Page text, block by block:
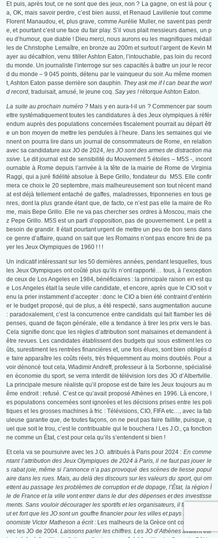
Et puis, après tout, ce ne sont que des jeux, non ? La gagne, on est là pour ç
a, OK, mais savoir perdre, c’est bien aussi, et Renaud Lavillenie tout comme
Florent Manaudou, et, plus grave, comme Aurélie Muller, ne savent pas perdr
e, et pourtant c’est une face du fair play. S’il vous plait messieurs dames, un p
eu d’humour, que diable ! Dieu merci, nous aurons eu les magnifiques médail
les de Christophe Lemaître, en bronze au 200m et surtout l’argent de Kevin M
ayer au décathlon, venu titiller Ashton Eaton, l’intouchable, pas loin du record
du monde. Un journaliste l’interroge sur ses capacités à battre un jour le recor
d du monde – 9 045 points, détenu par le vainqueur du soir. Au même momen
t, Ashton Eaton passe derrière son dauphin. They ask me if I can beat the worl
d record,traduisait, amusé, le jeune coq.Say yes !rétorque Ashton Eaton.
La suite au prochain numéro ? Mais y en aura-t-il un ? Commencer par soum
ettre systématiquement toutes les candidatures à des Jeux olympiques à référ
endum auprès des populations concernées fiscalement pourrait au départ êtr
e un bon moyen de mettre les pendules à l’heure. Dans les semaines qui vie
nnent on pourra lire dans un journal de consommateurs de Rome, en relation
avec sa candidature aux JO de 2024, les JO sont des armes de distraction ma
ssive. Le dit journal est de sensibilité du Mouvement 5 étoiles – M5S -, incont
ournable à Rome depuis l’arrivée à la tête de la mairie de Rome de Virginia
Raggi, qui a juré fidélité absolue à Bepe Grillo, fondateur du M5S. Elle confir
mera ce choix le 20 septembre, mais malheureusement son tout récent mand
at est déjà tellement entaché de gaffes, maladresses, friponneries en tous ge
nres, dont la plus grande étant que, de facto, ce n’est pas elle la maire de Ro
me, mais Bepe Grillo. Elle ne va pas chercher ses ordres à Moscou, mais che
z Pepe Grillo. M5S est un parti d’opposition, pas de gouvernement. Le petit a
besoin de grandir. Il était pourtant urgent de mettre un peu de bon sens dans
ce genre d’affaire, quand on sait que les Romains n’ont pas encore fini de pa
yer les Jeux Olympiques de 1960 ! ! !
Un indicatif intéressant sur les 50 dernières années, pendant lesquelles, tous
les Jeux Olympiques ont coûté plus qu’ils n’ont rapporté… tous, à l’exception
de ceux de Los Angeles en 1984, bénéficiaires : la principale raison en est qu
e Los Angeles était la seule ville candidate, et encore, après que le CIO soit v
enu la prier instamment d’accepter : donc le CIO a bien été contraint d’entérin
er le budget proposé, qui de plus, a été respecté, sans augmentation aucune
: paradoxalement, c’est la concurrence entre candidats qui fait flamber les dé
penses, quand de façon générale, elle a tendance à tirer les prix vers le bas.
Cela signifie donc que les règles d’attribution sont malsaines et demandent à
être revues. Les candidates établissent des budgets qui sous estiment les co
ûts, surestiment les rentrées financières et, une fois élues, sont bien obligés d
e faire apparaître les coûts réels, très fréquemment au moins doublés. Pour a
voir dénoncé tout cela, Wladimir Andreff, professeur à la Sorbonne, spécialisé
en économie du sport, se verra interdit de télévision lors des JO d’Albertville.
La principale mesure réaliste qu’il propose est de faire les Jeux toujours au m
ême endroit : refusé. C’est ce qu’avait proposé Athènes en 1996. Là encore, l
es populations concernées sont ignorées et les décisions prises entre les poli
tiques et les grosses machines à fric : Télévisions, CIO, FIFA etc…, avec la fab
uleuse garantie que, de toutes façons, on ne peut pas faire faillite, puisque, q
uel que soit le trou, c’est le contribuable qui le bouchera ! Les J.O., ça fonction
ne comme un État, c’est pour cela qu’ils s’entendent si bien !
Et cela va se poursuivre avec les J.O. attribués à Paris pour 2024 : En comme
ntant l’attribution des Jeux Olympiques de 2024 à Paris, il ne faut pas jouer le
s rabat joie, même si l’annonce n’a pas provoqué des scènes de liesse popul
aire dans les rues. Mais, au delà des discours sur les valeurs du sport, qui om
ettent au passage les problèmes de corruption et de dopage, l’État, la région Î
le de France et la ville vont entrer dans le dur des dépenses et des investisse
ments. Sans vouloir décourager les sportifs et les organisateurs, il faut dire ha
ut et fort que les JO sont un gouffre financier pour les villes et pays hôtes. L’éc
onomiste Victor Matheson a écrit : Les malheurs de la Grèce ont commencé a
vec les JO de 2004. Laissons parler les chiffres. Les JO d’Athènes avaient été